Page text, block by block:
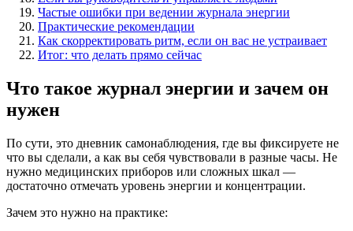
Частые ошибки при ведении журнала энергии
Практические рекомендации
Как скорректировать ритм, если он вас не устраивает
Итог: что делать прямо сейчас
Что такое журнал энергии и зачем он
нужен
По сути, это дневник самонаблюдения, где вы фиксируете не
что вы сделали, а как вы себя чувствовали в разные часы. Не
нужно медицинских приборов или сложных шкал —
достаточно отмечать уровень энергии и концентрации.
Зачем это нужно на практике: